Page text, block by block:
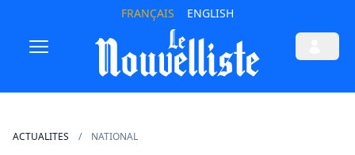
FRANÇAIS ENGLISH
ACTUALITES NATIONAL